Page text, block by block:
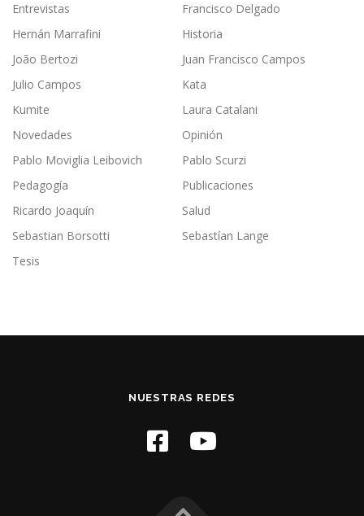
Entrevistas
Francisco Delgado
Hernán Marrafini
Historia
João Bertozi
Juan Francisco Campos
Julio Campos
Kata
Kumite
Laura Catalani
Novedades
Opinión
Pablo Moviglia Leibovich
Pablo Scurzi
Pedagogía
Publicaciones
Ricardo Joaquín
Salud
Sebastian Borsotti
Sebastían Lange
Tesis
NUESTRAS REDES